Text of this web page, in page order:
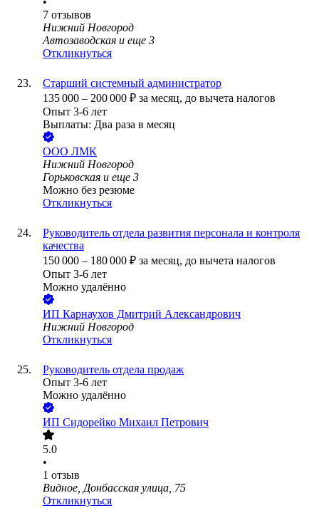
7 отзывов
Нижний Новгород
Автозаводская и еще 3
Откликнуться
Старший системный администратор
135 000 – 200 000 ₽ за месяц, до вычета налогов
Опыт 3-6 лет
Выплаты: Два раза в месяц
ООО ЛМК
Нижний Новгород
Горьковская и еще 3
Можно без резюме
Откликнуться
Руководитель отдела развития персонала и контроля
качества
150 000 – 180 000 ₽ за месяц, до вычета налогов
Опыт 3-6 лет
Можно удалённо
ИП Карнаухов Дмитрий Александрович
Нижний Новгород
Откликнуться
Руководитель отдела продаж
Опыт 3-6 лет
Можно удалённо
ИП Сидорейко Михаил Петрович
5.0
•
1 отзыв
Видное, Донбасская улица, 75
Откликнуться